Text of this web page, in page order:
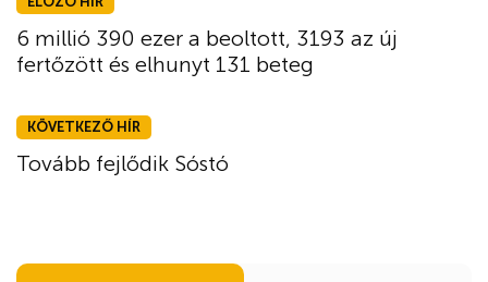
6 millió 390 ezer a beoltott, 3193 az új
fertőzött és elhunyt 131 beteg
KÖVETKEZŐ HÍR
Tovább fejlődik Sóstó